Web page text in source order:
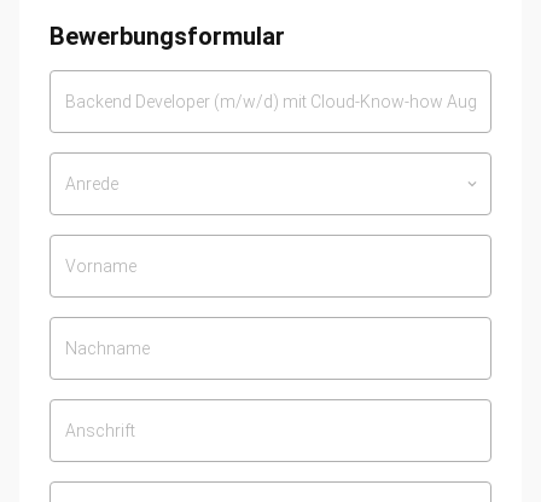
Bewerbungsformular
Anrede keyboard_arrow_down